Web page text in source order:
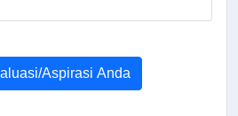
Aspirasi Anda